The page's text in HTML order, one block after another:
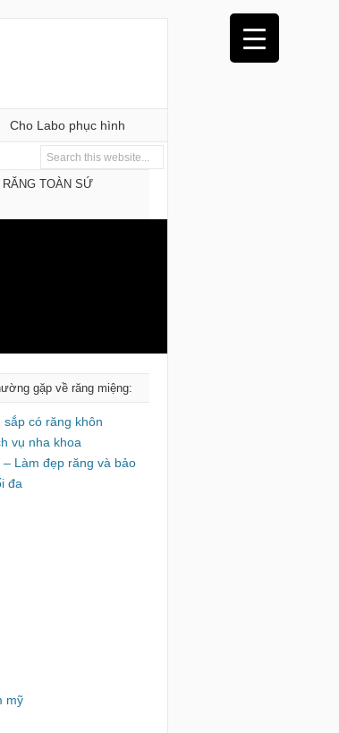
Cho Labo phục hình
TOÀN SỨ
gặp về răng miệng:
sắp có răng khôn
vụ nha khoa
– Làm đẹp răng và bảo
đa